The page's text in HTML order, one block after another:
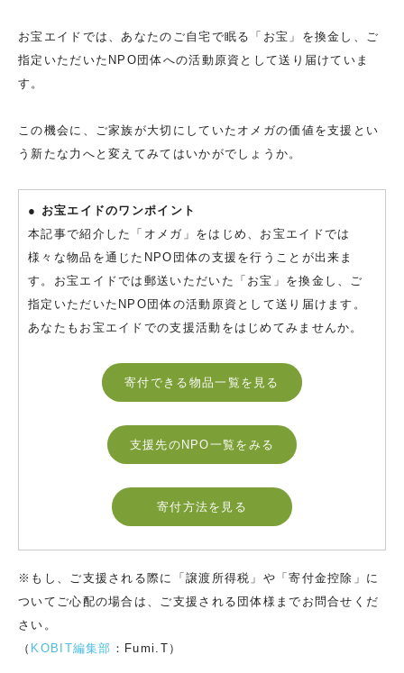
お宝エイドでは、あなたのご自宅で眠る「お宝」を換金し、ご
指定いただいたNPO団体への活動原資として送り届けていま
す。
この機会に、ご家族が大切にしていたオメガの価値を支援とい
う新たな力へと変えてみてはいかがでしょうか。
● お宝エイドのワンポイント
本記事で紹介した「オメガ」をはじめ、お宝エイドでは
様々な物品を通じたNPO団体の支援を行うことが出来ま
す。お宝エイドでは郵送いただいた「お宝」を換金し、ご
指定いただいたNPO団体の活動原資として送り届けます。
あなたもお宝エイドでの支援活動をはじめてみませんか。
寄付できる物品一覧を見る
支援先のNPO一覧をみる
寄付方法を見る
※もし、ご支援される際に「譲渡所得税」や「寄付金控除」に
ついてご心配の場合は、ご支援される団体様までお問合せくだ
さい。
（ KOBIT編集部 ：Fumi.T）